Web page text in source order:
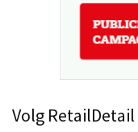
Volg RetailDetail